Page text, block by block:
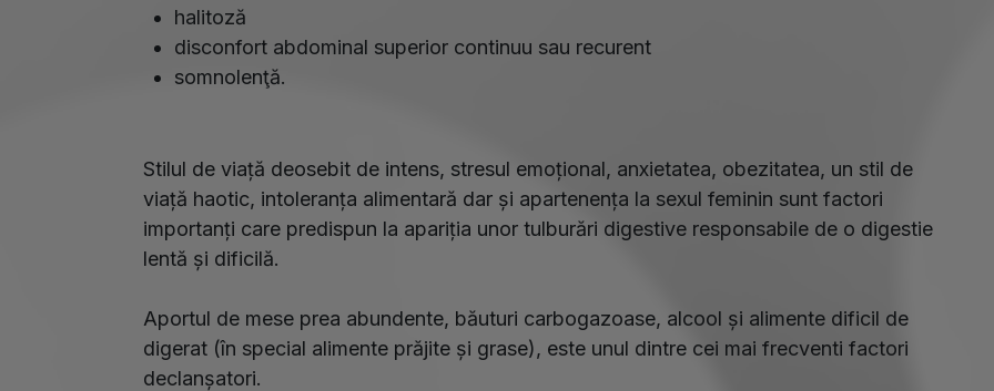
halitoză
disconfort abdominal superior continuu sau recurent
somnolenţă.
Stilul de viață deosebit de intens, stresul emoțional, anxietatea, obezitatea, un stil de
viață haotic, intoleranța alimentară dar și apartenența la sexul feminin sunt factori
importanți care predispun la apariția unor tulburări digestive responsabile de o digestie
lentă și dificilă.
Aportul de mese prea abundente, băuturi carbogazoase, alcool și alimente dificil de
digerat (în special alimente prăjite și grase), este unul dintre cei mai frecventi factori
declanșatori.